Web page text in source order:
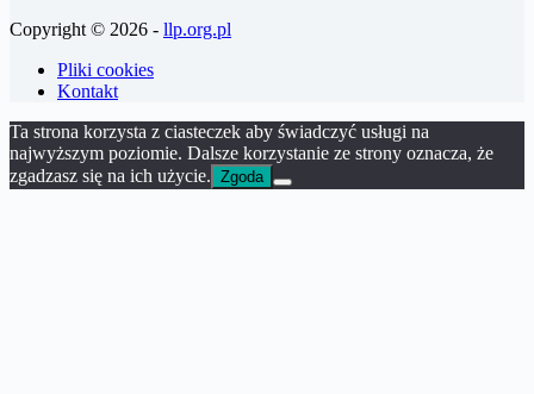
Copyright © 2026 - llp.org.pl
Pliki cookies
Kontakt
Ta strona korzysta z ciasteczek aby świadczyć usługi na
najwyższym poziomie. Dalsze korzystanie ze strony oznacza, że
zgadzasz się na ich użycie. Zgoda